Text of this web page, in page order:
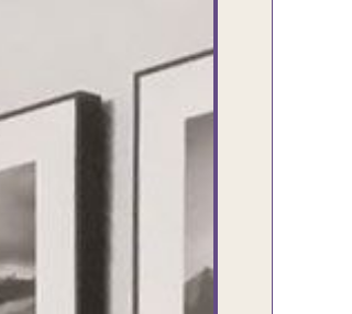
الله مش أخر تعامل بشكركم على
الحاجات جدا جدا